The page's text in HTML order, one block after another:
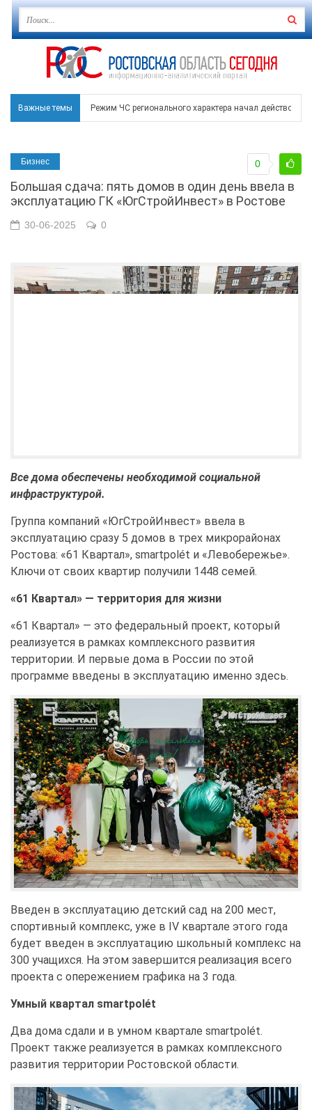
Важные темы Режим ЧС регионального характера начал
В Ростове задержан подозреваемый в ночном
Среди детей, ставших жертвами вражеской атаки в
Около 150 беспилотников прошедшей ночью
Бизнес
Большая сдача: пять домов в один день ввела в
эксплуатацию ГК «ЮгСтройИнвест» в Ростове
0
30-06-2025 0
Все дома обеспечены необходимой социальной
инфраструктурой.
Группа компаний «ЮгСтройИнвест» ввела в
эксплуатацию сразу 5 домов в трех микрорайонах
Ростова: «61 Квартал», smartpolét и «Левобережье».
Ключи от своих квартир получили 1448 семей.
«61 Квартал» — территория для жизни
«61 Квартал» — это федеральный проект, который
реализуется в рамках комплексного развития
территории. И первые дома в России по этой
программе введены в эксплуатацию именно здесь.
Введен в эксплуатацию детский сад на 200 мест,
спортивный комплекс, уже в IV квартале этого года
будет введен в эксплуатацию школьный комплекс на
300 учащихся. На этом завершится реализация всего
проекта с опережением графика на 3 года.
Умный квартал smartpolét
Два дома сдали и в умном квартале smartpolét.
Проект также реализуется в рамках комплексного
развития территории Ростовской области.